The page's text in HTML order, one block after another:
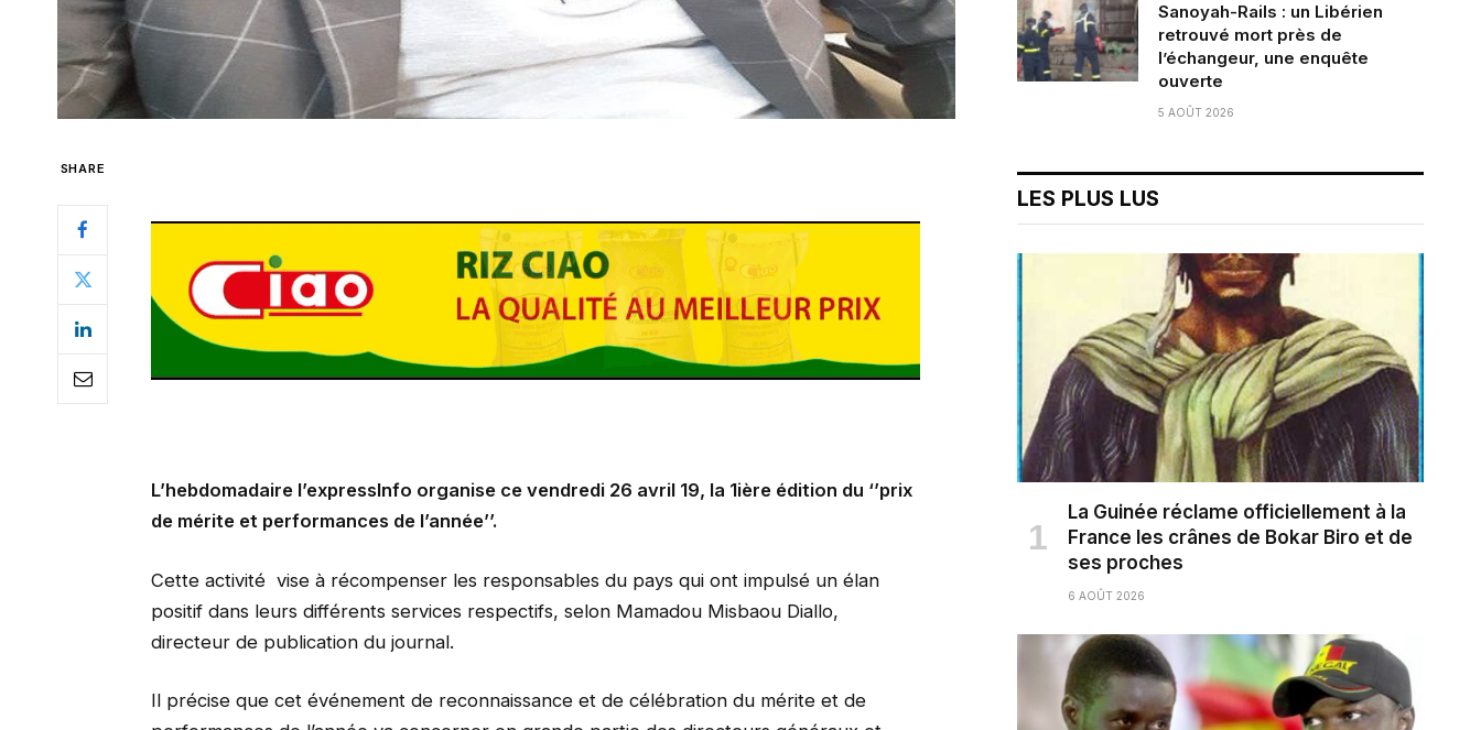
SHARE
L’hebdomadaire l’expressInfo organise ce vendredi 26 avril 19, la 1ière édition du ‘’prix
de mérite et performances de l’année’’.
Cette activité vise à récompenser les responsables du pays qui ont impulsé un élan
positif dans leurs différents services respectifs, selon Mamadou Misbaou Diallo,
directeur de publication du journal.
Il précise que cet événement de reconnaissance et de célébration du mérite et de
Sanoyah-Rails : un Libérien
retrouvé mort près de
l’échangeur, une enquête
ouverte
5 AOÛT 2026
LES PLUS LUS
La Guinée réclame officiellement à la
France les crânes de Bokar Biro et de
ses proches
6 AOÛT 2026